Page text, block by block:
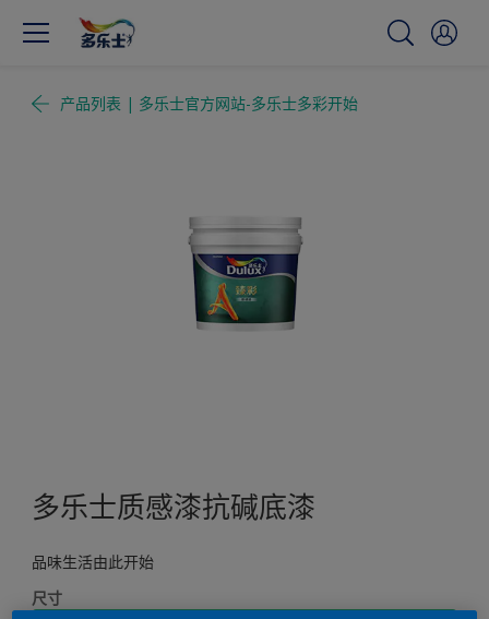
产品列表 | 多乐士官方网站-多乐士多彩开始
多乐士质感漆抗碱底漆
品味生活由此开始
尺寸